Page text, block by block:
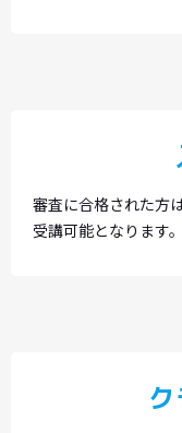
審査に合格された方
受講可能となります。